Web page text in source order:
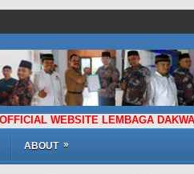
LEMBAGA DAKWAH ISLAM
ABOUT »